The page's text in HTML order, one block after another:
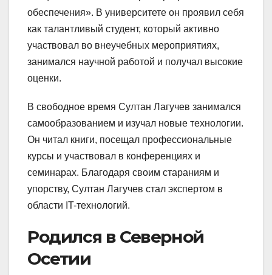
обеспечения». В университете он проявил себя
как талантливый студент, который активно
участвовал во внеучебных мероприятиях,
занимался научной работой и получал высокие
оценки.
В свободное время Султан Лагучев занимался
самообразованием и изучал новые технологии.
Он читал книги, посещал профессиональные
курсы и участвовал в конференциях и
семинарах. Благодаря своим стараниям и
упорству, Султан Лагучев стал экспертом в
области IT-технологий.
Родился в Северной
Осетии